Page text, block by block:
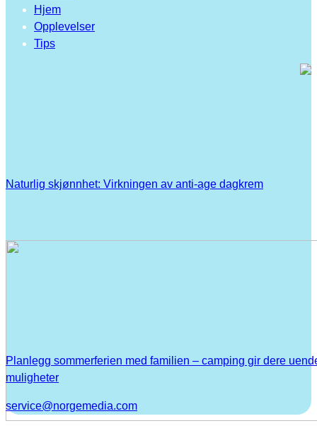
Hjem
Opplevelser
Tips
Naturlig skjønnhet: Virkningen av anti-age dagkrem
Planlegg sommerferien med familien – camping gir dere
muligheter
service@norgemedia.com